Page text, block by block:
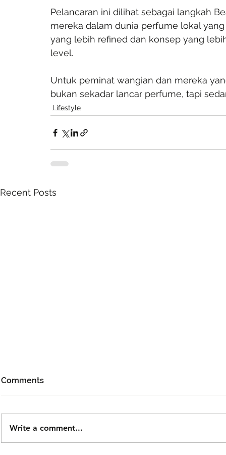
Pelancaran ini dilihat sebagai langkah
mereka dalam dunia perfume lokal
yang lebih refined dan konsep yang
level.
Untuk peminat wangian dan mereka
bukan sekadar lancar perfume, tapi
Lifestyle
Recent Posts
Comments
Write a comment...